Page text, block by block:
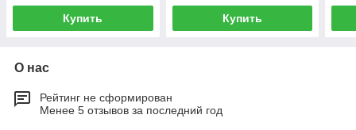
Купить Купить
О нас
Рейтинг не сформирован
Менее 5 отзывов за последний год